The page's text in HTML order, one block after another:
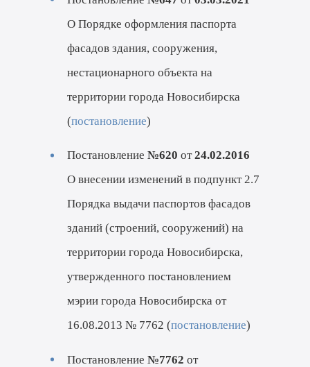
О Порядке оформления паспорта
фасадов здания, сооружения,
нестационарного объекта на
территории города Новосибирска
(постановление)
Постановление №620 от24.02.2016
О внесении изменений в подпункт 2.7
Порядка выдачи паспортов фасадов
зданий (строений, сооружений) на
территории города Новосибирска,
утвержденного постановлением
мэрии города Новосибирска от
16.08.2013 № 7762 (постановление)
Постановление №7762 от